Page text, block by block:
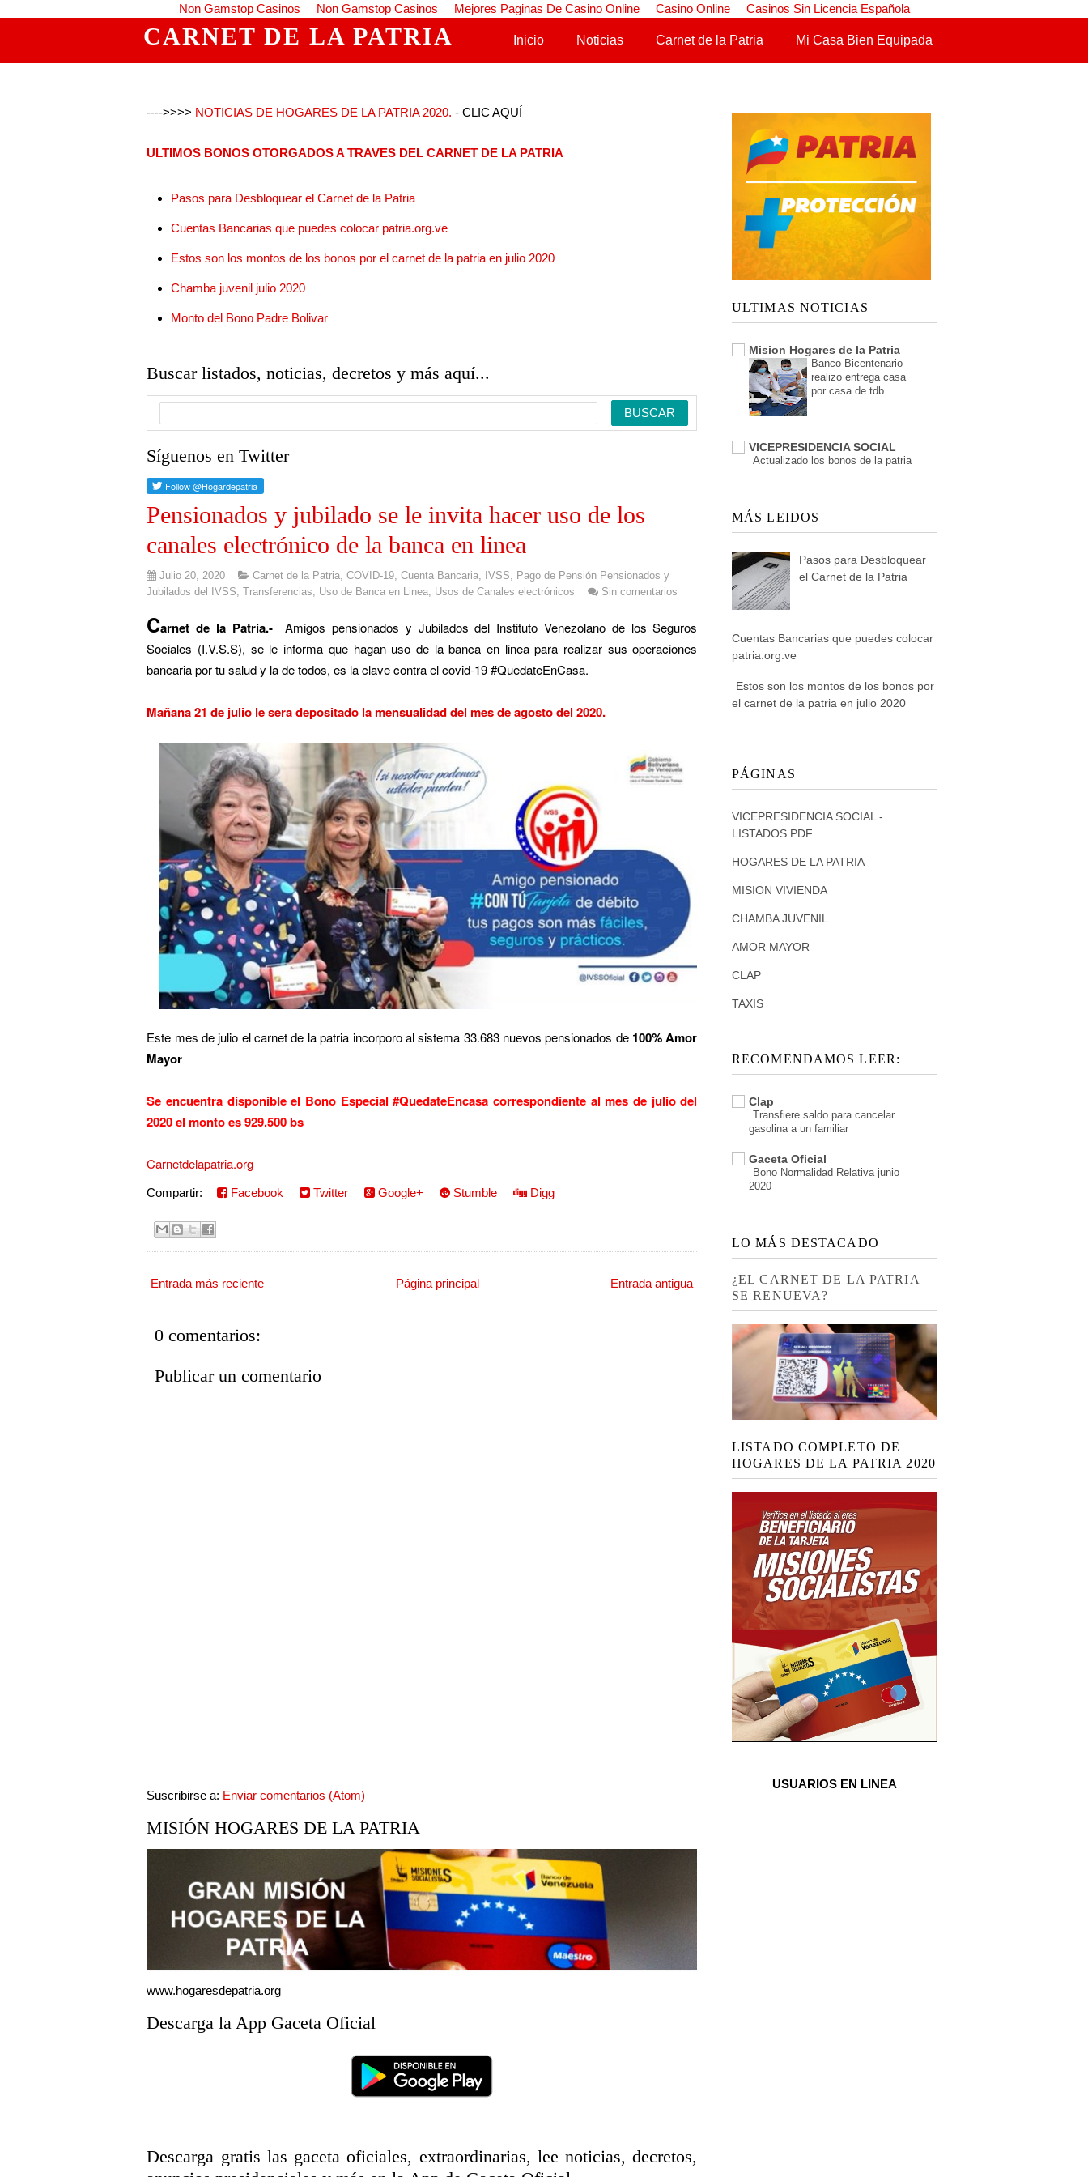
Non Gamstop Casinos Non Gamstop Casinos Mejores Paginas De Casino Online Casino Online Casinos Sin Licencia Española
CARNET DE LA PATRIA Saltar al contenido
Inicio Noticias Carnet de la Patria Mi Casa Bien Equipada
---->>>> NOTICIAS DE HOGARES DE LA PATRIA 2020. - CLIC AQUÍ
ULTIMOS BONOS OTORGADOS A TRAVES DEL CARNET DE LA PATRIA
Pasos para Desbloquear el Carnet de la Patria
Cuentas Bancarias que puedes colocar patria.org.ve
Estos son los montos de los bonos por el carnet de la patria en julio 2020
Chamba juvenil julio 2020
Monto del Bono Padre Bolivar
Buscar listados, noticias, decretos y más aquí...
Síguenos en Twitter
Pensionados y jubilado se le invita hacer uso de los
canales electrónico de la banca en linea
Julio 20, 2020 Carnet de la Patria ,COVID-19 ,Cuenta Bancaria IVSS
Pago de Pensión Pensionados y
Jubilados del IVSS ,Transferencias Uso de Banca en Linea Usos de Canales electrónicos Sin comentarios
Carnet de la Patria.-
Amigos pensionados y Jubilados del Instituto Venezolano de los Seguros
Sociales (I.V.S.S), se le informa que hagan uso de la banca en linea para realizar sus operaciones
bancaria por tu salud y la de todos, es la clave contra el covid-19 #QuedateEnCasa.
Mañana 21 de julio le sera depositado la mensualidad del mes de agosto del 2020.
Este mes de julio el carnet de la patria incorporo al sistema 33.683 nuevos pensionados de 100% Amor
Mayor
Se encuentra disponible el Bono Especial #QuedateEncasa correspondiente al mes de julio del
2020 el monto es 929.500 bs
Carnetdelapatria.org
Compartir: Facebook Twitter Google+ Stumble Digg
Entrada más reciente Entrada antigua
Página principal
0 comentarios:
Publicar un comentario
Suscribirse a: Enviar comentarios (Atom)
MISIÓN HOGARES DE LA PATRIA
www.hogaresdepatria.org
Descarga la App Gaceta Oficial
Descarga gratis las gaceta oficiales, extraordinarias, lee noticias, decretos,
ULTIMAS NOTICIAS
Mision Hogares de la Patria
Banco Bicentenario
realizo entrega casa
por casa de tdb
VICEPRESIDENCIA SOCIAL
Actualizado los bonos de la patria
MÁS LEIDOS
Pasos para Desbloquear
el Carnet de la Patria
Cuentas Bancarias que puedes colocar
patria.org.ve
Estos son los montos de los bonos por
el carnet de la patria en julio 2020
PÁGINAS
VICEPRESIDENCIA SOCIAL -
LISTADOS PDF
HOGARES DE LA PATRIA
MISION VIVIENDA
CHAMBA JUVENIL
AMOR MAYOR
CLAP
TAXIS
RECOMENDAMOS LEER:
Clap
Transfiere saldo para cancelar
gasolina a un familiar
Gaceta Oficial
Bono Normalidad Relativa junio
2020
LO MÁS DESTACADO
¿EL CARNET DE LA PATRIA
SE RENUEVA?
LISTADO COMPLETO DE
HOGARES DE LA PATRIA 2020
USUARIOS EN LINEA